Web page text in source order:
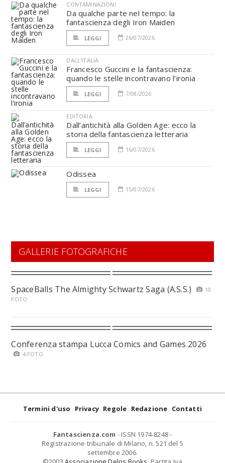
CONTAMINAZIONI
Da qualche parte nel tempo: la
fantascienza degli Iron Maiden
LEGGI 26/07/2026
DALL'ITALIA
Francesco Guccini e la fantascienza:
quando le stelle incontravano l’ironia
LEGGI 7/08/2026
EDITORIA
Dall’antichità alla Golden Age: ecco la
storia della fantascienza letteraria
LEGGI 16/07/2026
Odissea
LEGGI 15/07/2026
GALLERIE FOTOGRAFICHE
SpaceBalls The Almighty Schwartz Saga (A.S.S.)
10
FOTO
Conferenza stampa Lucca Comics and Games 2026
4 FOTO
Termini d'uso Privacy Regole Redazione Contatti
Fantascienza.com - ISSN 1974-8248 -
Registrazione tribunale di Milano, n. 521 del 5
settembre 2006.